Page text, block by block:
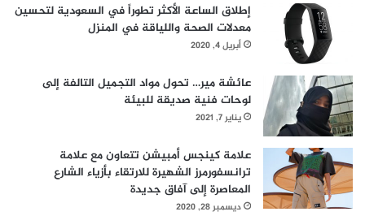
إطلاق الساعة الأكثر تطوراً في السعودية لتحسين
معدلات الصحة واللياقة في المنزل
أبريل 4, 2020
عائشة مير… تحول مواد التجميل التالفة إلى
لوحات فنية صديقة للبيئة
يناير 7, 2021
علامة كينجس أمبيشن تتعاون مع علامة
ترانسفورمرز الشهيرة للارتقاء بأزياء الشارع
المعاصرة إلى آفاق جديدة
ديسمبر 28, 2020